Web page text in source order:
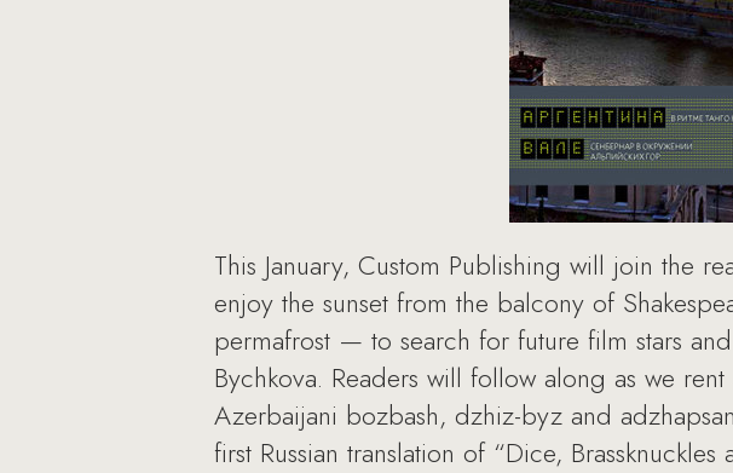
This January, Custom Publishing will join the
enjoy the sunset from the balcony of
permafrost — to search for future film stars
Bychkova. Readers will follow along as we
Azerbaijani bozbash, dzhiz-byz and
first Russian translation of “Dice,